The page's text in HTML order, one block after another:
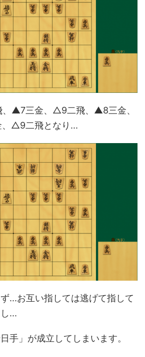
▲7三金、△9二飛、▲8三金、
△9二飛となり...
...お互い指しては逃げて指して
...
手」が成立してしまいます。